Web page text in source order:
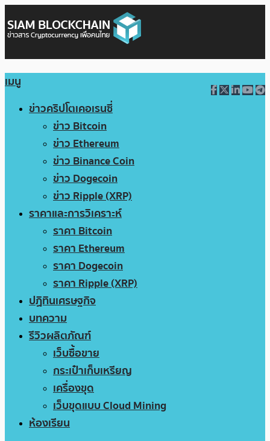
เมนู
ข่าวคริปโตเคอเรนซี่
ข่าว Bitcoin
ข่าว Ethereum
ข่าว Binance Coin
ข่าว Dogecoin
ข่าว Ripple (XRP)
ราคาและการวิเคราะห์
ราคา Bitcoin
ราคา Ethereum
ราคา Dogecoin
ราคา Ripple (XRP)
ปฏิทินเศรษฐกิจ
บทความ
รีวิวผลิตภัณฑ์
เว็บซื้อขาย
กระเป๋าเก็บเหรียญ
เครื่องขุด
เว็บขุดแบบ Cloud Mining
ห้องเรียน